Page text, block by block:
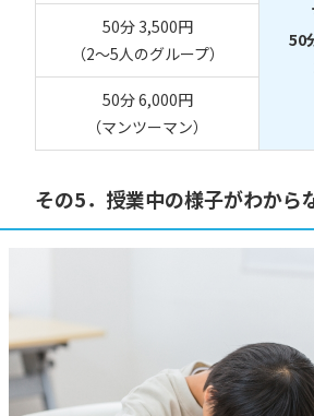
50
50分 3,500円
（2〜5人のグループ）
50分 6,000円
（マンツーマン）
その5．授業中の様子がわから